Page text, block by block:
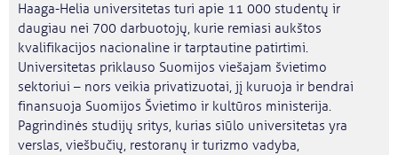
Haaga-Helia universitetas turi apie 11 000 studentų ir
daugiau nei 700 darbuotojų, kurie remiasi aukštos
kvalifikacijos nacionaline ir tarptautine patirtimi.
Universitetas priklauso Suomijos viešajam švietimo
sektoriui – nors veikia privatizuotai, jį kuruoja ir bendrai
finansuoja Suomijos Švietimo ir kultūros ministerija.
Pagrindinės studijų sritys, kurias siūlo universitetas yra
verslas, viešbučių, restoranų ir turizmo vadyba,